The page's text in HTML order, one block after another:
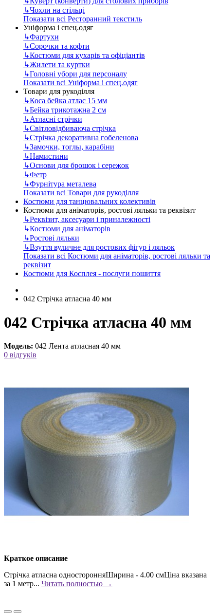
↳Чохли на стільці
Показати всі Ресторанний текстиль
Уніформа і спец.одяг
↳Фартухи
↳Сорочки та кофти
↳Костюми для кухарів та офіціантів
↳Жилети та куртки
↳Головні убори для персоналу
Показати всі Уніформа і спец.одяг
Товари для рукоділля
↳Коса бейка атлас 15 мм
↳Бейка трикотажна 2 см
↳Атласні стрічки
↳Світловідбиваюча стрічка
↳Стрічка декоративна гобеленова
↳Замочки, тоглы, карабіни
↳Намистини
↳Основи для брошок і сережок
↳Фетр
↳Фурнітура металева
Показати всі Товари для рукоділля
Костюми для танцювальних колективів
Костюми для аніматорів, ростові ляльки та реквізит
↳Реквізит, аксесуари і приналежності
↳Костюми для аніматорів
↳Ростові ляльки
↳Взуття вуличне для ростових фігур і ляльок
Показати всі Костюми для аніматорів, ростові ляльки та
реквізит
Костюми для Косплея - послуги пошиття
042 Стрічка атласна 40 мм
042 Стрічка атласна 40 мм
Модель: 042 Лента атласная 40 мм
0 відгуків
Краткое описание
Стрічка атласна односторонняШирина - 4.00 смЦіна вказана
за 1 метр... Читать полностью →